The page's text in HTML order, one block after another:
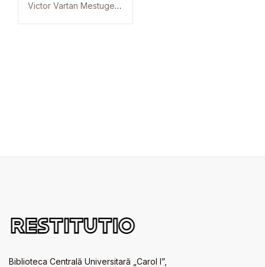
Victor Vartan Mestugean
Biblioteca Centrală Universitară „Carol I”,